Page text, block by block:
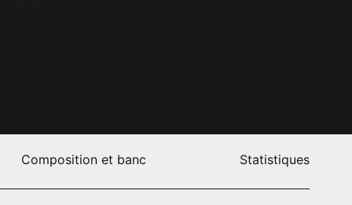
Composition et banc Statistiques